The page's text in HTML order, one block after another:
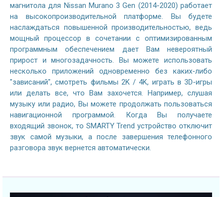
магнитола для Nissan Murano 3 Gen (2014-2020) работает
на высокопроизводительной платформе. Вы будете
наслаждаться повышенной производительностью, ведь
мощный процессор в сочетании с оптимизированным
программным обеспечением дает Вам невероятный
прирост и многозадачность. Вы можете использовать
несколько приложений одновременно без каких-либо
"зависаний", смотреть фильмы 2K / 4K, играть в 3D-игры
или делать все, что Вам захочется. Например, слушая
музыку или радио, Вы можете продолжать пользоваться
навигационной программой. Когда Вы получаете
входящий звонок, то SMARTY Trend устройство отключит
звук самой музыки, а после завершения телефонного
разговора звук вернется автоматически.